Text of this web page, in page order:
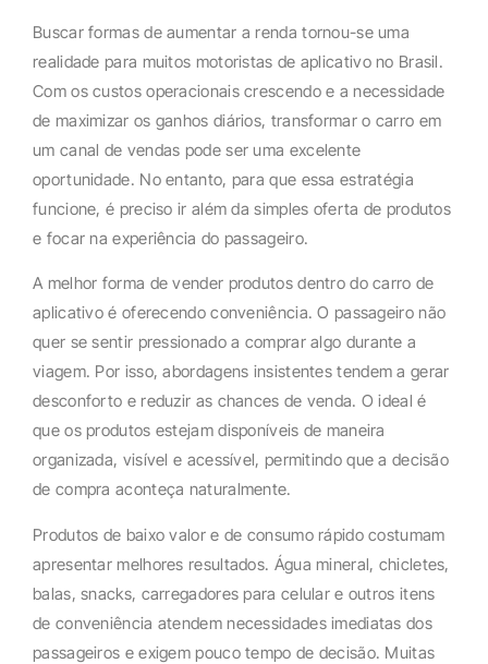
Buscar formas de aumentar a renda tornou-se uma
realidade para muitos motoristas de aplicativo no Brasil.
Com os custos operacionais crescendo e a necessidade
de maximizar os ganhos diários, transformar o carro em
um canal de vendas pode ser uma excelente
oportunidade. No entanto, para que essa estratégia
funcione, é preciso ir além da simples oferta de produtos
e focar na experiência do passageiro.
A melhor forma de vender produtos dentro do carro de
aplicativo é oferecendo conveniência. O passageiro não
quer se sentir pressionado a comprar algo durante a
viagem. Por isso, abordagens insistentes tendem a gerar
desconforto e reduzir as chances de venda. O ideal é
que os produtos estejam disponíveis de maneira
organizada, visível e acessível, permitindo que a decisão
de compra aconteça naturalmente.
Produtos de baixo valor e de consumo rápido costumam
apresentar melhores resultados. Água mineral, chicletes,
balas, snacks, carregadores para celular e outros itens
de conveniência atendem necessidades imediatas dos
passageiros e exigem pouco tempo de decisão. Muitas